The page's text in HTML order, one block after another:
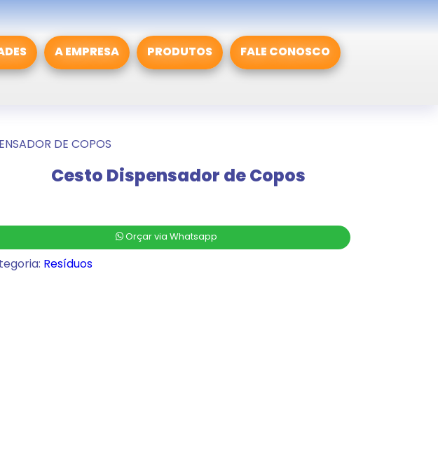
A EMPRESA PRODUTOS FALE CONOSCO
DE COPOS
Cesto Dispensador de Copos
Orçar via Whatsapp
Resíduos